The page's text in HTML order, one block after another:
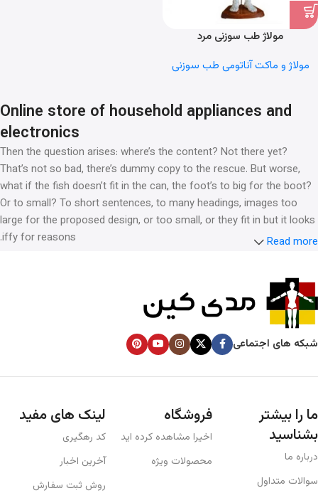
مولاژ طب سوزنی مرد
مولاژ و ماکت آناتومی طب سوزنی
Online store of household appliances and
electronics
Then the question arises: where’s the content? Not there yet?
That’s not so bad, there’s dummy copy to the rescue. But worse,
what if the fish doesn’t fit in the can, the foot’s to big for the boot?
Or to small? To short sentences, to many headings, images too
large for the proposed design, or too small, or they fit in but it looks
iffy for reasons.
unhappy though he or her can’t quite put a finger on it is worse.
Chances are there wasn’t collaboration, communication, and
checkpoints, there wasn’t a process agreed upon or specified with
the granularity required. It’s content strategy gone awry right from
the start. If that’s what you think how bout the other way around?
important signals that go beyond the mere textual, hierarchies of
information, weight, emphasis, oblique stresses, priorities, all those
subtle cues that also have visual and emotional appeal to the
Read more
شبکه های اجتماعی
ما را بیشتر
بشناسید
درباره ما
سوالات متداول
فروشگاه
اخیرا مشاهده کرده اید
محصولات ویژه
لینک های مفید
کد رهگیری
آخرین اخبار
روش ثبت سفارش